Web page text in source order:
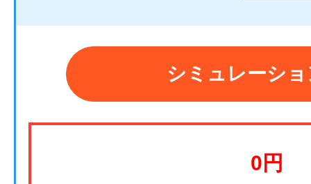
シミュレーシ
0 円